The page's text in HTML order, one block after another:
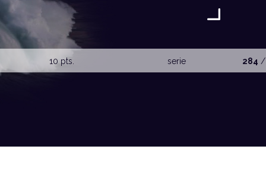
10 pts. serie 284 /